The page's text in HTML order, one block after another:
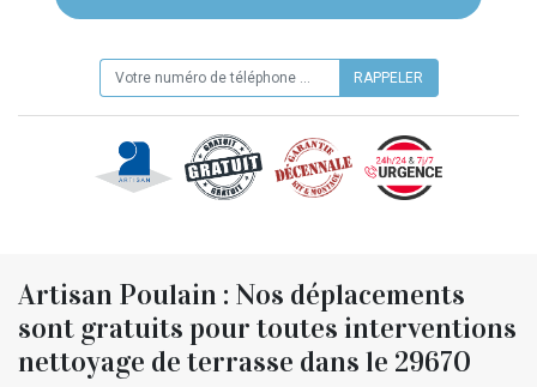
Artisan Poulain : Nos déplacements
sont gratuits pour toutes interventions
nettoyage de terrasse dans le 29670